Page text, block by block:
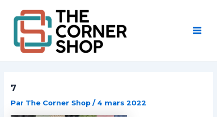
contenu
7
Par The Corner Shop/4 mars 2022
navigation